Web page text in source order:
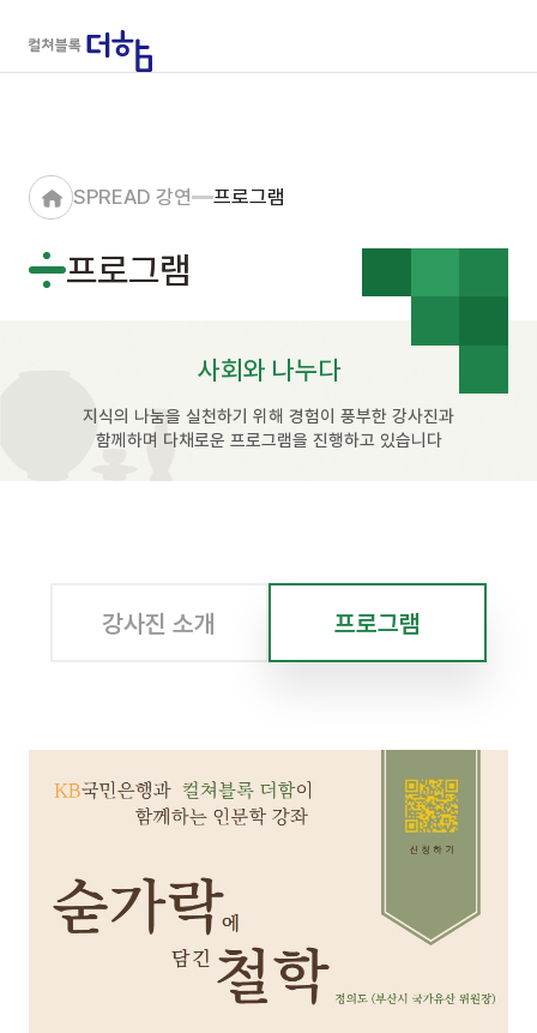
SPREAD 강연 프로그램
프로그램
사회와 나누다
지식의 나눔을 실천하기 위해 경험이 풍부한 강사진과
함께하며 다채로운 프로그램을 진행하고 있습니다
강사진 소개 프로그램